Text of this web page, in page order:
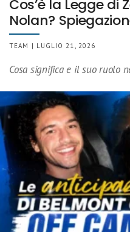
Cos’è la Legge di
Nolan?
TEAM | LUGLIO 21, 2026
Cosa significa e il suo ruolo